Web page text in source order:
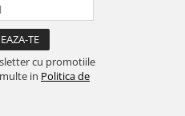
cu promotiile
in Politica de